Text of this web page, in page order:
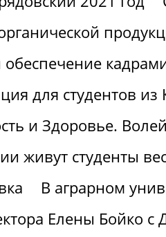
обеспечение
для студентов из
и Здоровье.
живут студенты
В аграрном
Елены Бойко с